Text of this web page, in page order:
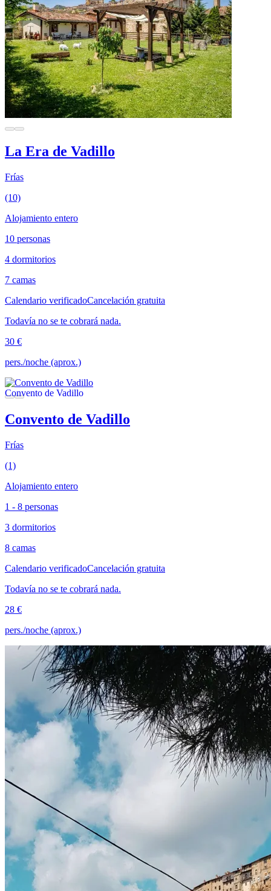
La Era de Vadillo
Frías
(10)
Alojamiento entero
10 personas
4 dormitorios
7 camas
Calendario verificadoCancelación gratuita
Todavía no se te cobrará nada.
30 €
pers./noche (aprox.)
Convento de Vadillo
Frías
(1)
Alojamiento entero
1 - 8 personas
3 dormitorios
8 camas
Calendario verificadoCancelación gratuita
Todavía no se te cobrará nada.
28 €
pers./noche (aprox.)